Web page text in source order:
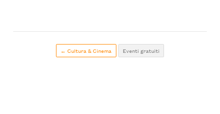
← Cultura & Cinema Eventi gratuiti